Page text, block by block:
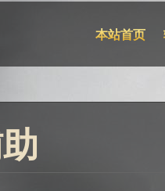
本站首页